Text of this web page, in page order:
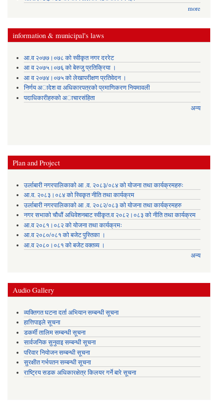
more
information & municipal's laws
आ.व २०७७।०७८ को स्वीकृत नगर दररेट
आ व २०७५।०७६ को बेरुजु प्रतिक्रिया ।
आ व २०७४।०७५ काे लेखापरीक्षण प्रतिवेदन ।
निर्णय अादेश वा अधिकारपत्रकाे प्रमाणिकरण नियमावली
पदाधिकारीहरुको अाचारसंहिता
अन्य
Plan and Project
उर्लाबारी नगरपालिकाको आ .व. २०८३/०८४ को योजना तथा कार्यक्रमहरुः
आ.व. २०८३।०८४ को स्विकृत नीति तथा कार्यक्रम
उर्लाबारी नगरपालिकाको आ .व. २०८२/०८३ को योजना तथा कार्यक्रमहरु
नगर सभाको चौधौं अधिवेशनबाट स्वीकृत.व २०८२।०८३ को नीति तथा कार्यक्रम
आ.व २०८१।०८२ को योजना तथा कार्यक्रमः
आ.व २०८०/०८१ को बजेट पुस्तिका ।
आ.व २०८०।०८१ को बजेट वक्तव्य ।
अन्य
Audio Gallery
व्यक्तिगत घटना दर्ता अभियान सम्बन्धी सूचना
हात्तिपाइले सूचना
डकर्मी तालिम सम्बन्धी सूचना
सार्वजनिक सुनुवाइ सम्बन्धी सूचना
परिवार नियोजन सम्बन्धी सूचना
सुरक्षीत गर्भपतन सम्बन्धी सूचना
राष्ट्रिय सडक अधिकारक्षेत्र किलयर गर्ने बारे सूचना